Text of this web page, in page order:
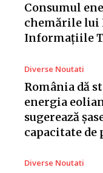
Consumul
chemările lui
Informațiile
Diverse Noutati
România dă
energia
sugerează
capacitate de
Diverse Noutati